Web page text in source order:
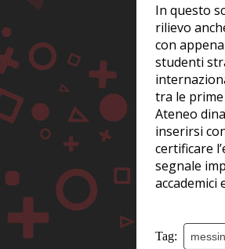
In questo
rilievo
con
studenti
tra le prime
Ateneo
inserirsi
certificare
segnale
accademici
Tag: